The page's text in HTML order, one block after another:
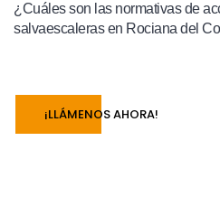
¿Cuáles son las normativas de
salvaescaleras en Rociana del
¡LLÁMENOS AHORA!